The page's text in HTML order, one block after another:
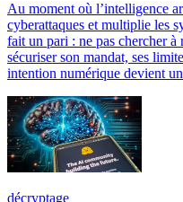
Au moment où l’intelligence
cyberattaques et multiplie les
fait un pari : ne pas chercher
sécuriser son mandat, ses
intention numérique devient
décryptage